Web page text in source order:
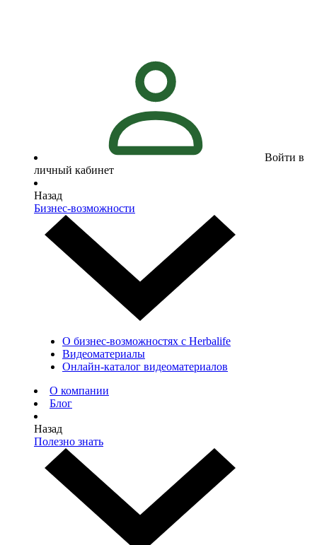
Войти в
личный кабинет
Назад
Бизнес-возможности
О бизнес-возможностях с Herbalife
Видеоматериалы
Онлайн-каталог видеоматериалов
О компании
Блог
Назад
Полезно знать